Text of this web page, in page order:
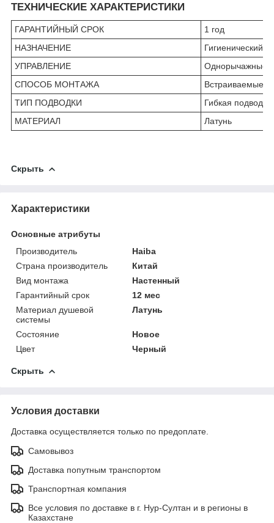
ТЕХНИЧЕСКИЕ ХАРАКТЕРИСТИКИ
ГАРАНТИЙНЫЙ СРОК
1 год
НАЗНАЧЕНИЕ
Гигиенический
УПРАВЛЕНИЕ
Однорычажные
СПОСОБ МОНТАЖА
Встраиваемые,
ТИП ПОДВОДКИ
Гибкая подводка
МАТЕРИАЛ
Латунь
Скрыть
Характеристики
Основные атрибуты
Производитель
Haiba
Страна производитель
Китай
Вид монтажа
Настенный
Гарантийный срок
12 мес
Материал душевой
системы
Латунь
Состояние
Новое
Цвет
Черный
Скрыть
Условия доставки
Доставка осуществляется только по предоплате.
Самовывоз
Доставка попутным транспортом
Транспортная компания
Все условия по доставке в г. Нур-Султан и в регионы в
Казахстане